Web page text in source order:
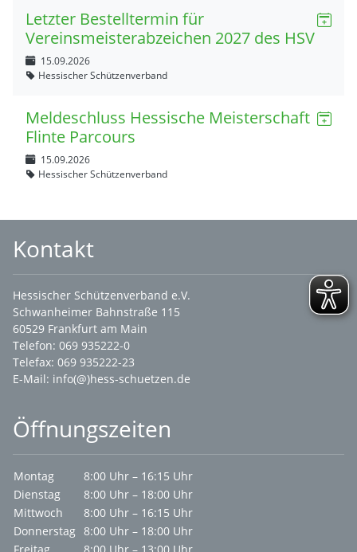
Letzter Bestelltermin für
Vereinsmeisterabzeichen 2027 des HSV
15.09.2026
Hessischer Schützenverband
Meldeschluss Hessische Meisterschaft
Flinte Parcours
15.09.2026
Hessischer Schützenverband
Kontakt
Hessischer Schützenverband e.V.
Schwanheimer Bahnstraße 115
60529 Frankfurt am Main
Telefon: 069 935222-0
Telefax: 069 935222-23
E-Mail: info(@)hess-schuetzen.de
Öffnungszeiten
Montag
8:00 Uhr – 16:15 Uhr
Dienstag
8:00 Uhr – 18:00 Uhr
Mittwoch
8:00 Uhr – 16:15 Uhr
Donnerstag 8:00 Uhr – 18:00 Uhr